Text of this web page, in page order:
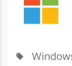
local_offer